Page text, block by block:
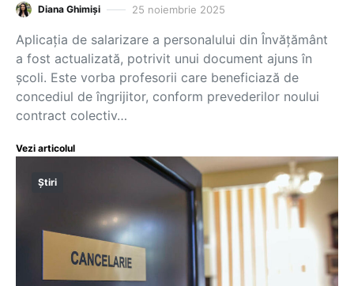
Diana Ghimiși 25 noiembrie 2025
Aplicația de salarizare a personalului din Învățământ
a fost actualizată, potrivit unui document ajuns în
școli. Este vorba profesorii care beneficiază de
concediul de îngrijitor, conform prevederilor noului
contract colectiv…
Vezi articolul
Știri